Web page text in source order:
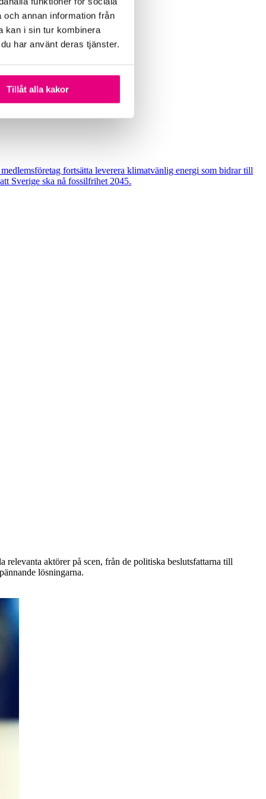
annan information från
kan i sin tur kombinera
har använt deras tjänster.
Tillåt alla kakor
fortsätta leverera klimatvänlig energi som bidrar till
Sverige ska nå fossilfrihet 2045.
aktörer på scen, från de politiska beslutsfattarna till
lösningarna.